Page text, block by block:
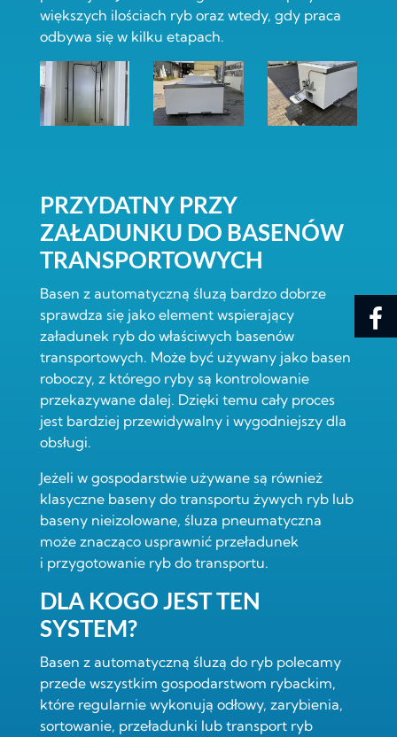
większych ilościach ryb oraz wtedy, gdy praca
odbywa się w kilku etapach.
PRZYDATNY PRZY
ZAŁADUNKU DO BASENÓW
TRANSPORTOWYCH
Basen z automatyczną śluzą bardzo dobrze
sprawdza się jako element wspierający
załadunek ryb do właściwych basenów
transportowych. Może być używany jako basen
roboczy, z którego ryby są kontrolowanie
przekazywane dalej. Dzięki temu cały proces
jest bardziej przewidywalny i wygodniejszy dla
obsługi.
Jeżeli w gospodarstwie używane są również
klasyczne baseny do transportu żywych ryblub
baseny nieizolowane, śluza pneumatyczna
może znacząco usprawnić przeładunek
i przygotowanie ryb do transportu.
DLA KOGO JEST TEN
SYSTEM?
Basen z automatyczną śluzą do ryb polecamy
przede wszystkim gospodarstwom rybackim,
które regularnie wykonują odłowy, zarybienia,
sortowanie, przeładunki lub transport ryb